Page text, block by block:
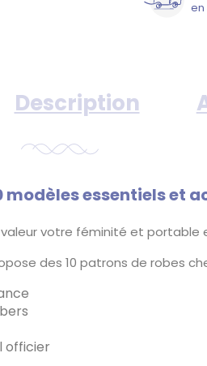
en
Description
modèles essentiels et
votre féminité et portable
des 10 patrons de robes
officier